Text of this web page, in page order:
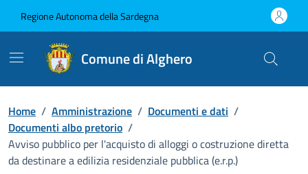
Regione Autonoma della Sardegna
Comune di Alghero
Home / Amministrazione / Documenti e dati /
Documenti albo pretorio /
Avviso pubblico per l'acquisto di alloggi o costruzione diretta
da destinare a edilizia residenziale pubblica (e.r.p.)